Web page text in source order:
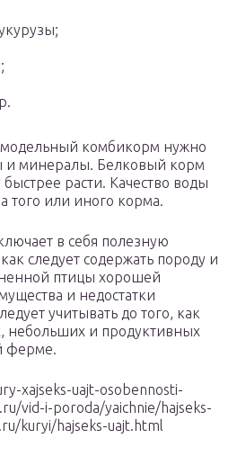
комбикорм нужно
и минералы. Белковый корм
расти. Качество воды
того или иного корма.
в себя полезную
следует содержать породу и
птицы хорошей
и недостатки
учитывать до того, как
небольших и продуктивных
ферме.
xajseks-uajt-osobennosti-
vid-i-poroda/yaichnie/hajseks-
kuryi/hajseks-uajt.html